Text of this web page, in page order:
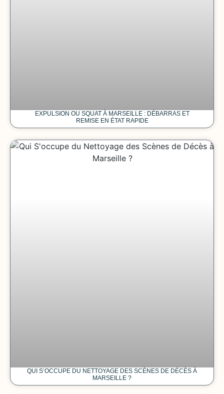
EXPULSION OU SQUAT À MARSEILLE : DÉBARRAS ET
REMISE EN ÉTAT RAPIDE
QUI S’OCCUPE DU NETTOYAGE DES SCÈNES DE DÉCÈS À
MARSEILLE ?